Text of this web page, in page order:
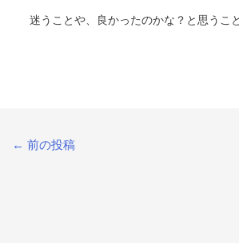
迷うことや、良かったのかな？と思うこ
投
← 前の投稿